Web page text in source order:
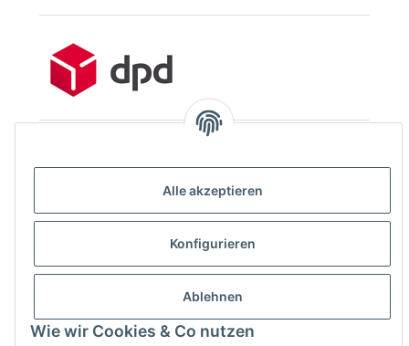
Alle akzeptieren
Konfigurieren
Ablehnen
Wie wir Cookies & Co nutzen
Vertrag widerrufen
* Alle Preise inkl. gesetzlicher USt., zzgl.Versand
© BUNTSTOFF 2021 Besucherzähler: 399095
Powered byJTL-Shop